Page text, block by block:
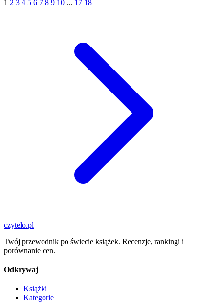
1 2 3 4 5 6 7 8 9 10 ... 17 18
czytelo.pl
Twój przewodnik po świecie książek. Recenzje, rankingi i
porównanie cen.
Odkrywaj
Książki
Kategorie